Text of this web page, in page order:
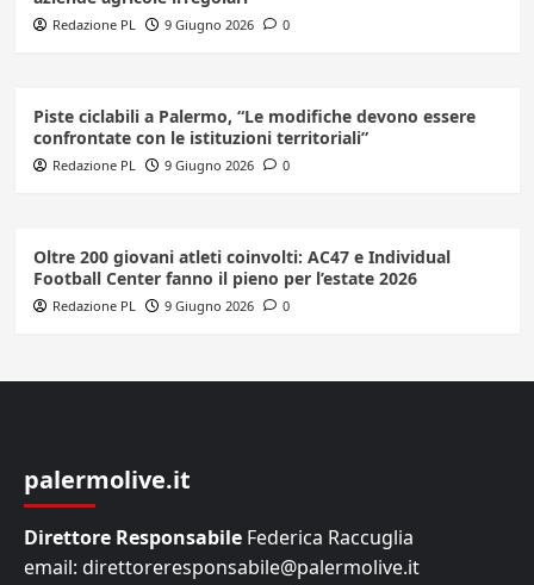
Redazione PL 9 Giugno 2026 0
Piste ciclabili a Palermo, “Le modifiche devono essere
confrontate con le istituzioni territoriali”
Redazione PL 9 Giugno 2026 0
Oltre 200 giovani atleti coinvolti: AC47 e Individual
Football Center fanno il pieno per l’estate 2026
Redazione PL 9 Giugno 2026 0
palermolive.it
Direttore Responsabile Federica Raccuglia
email: direttoreresponsabile@palermolive.it